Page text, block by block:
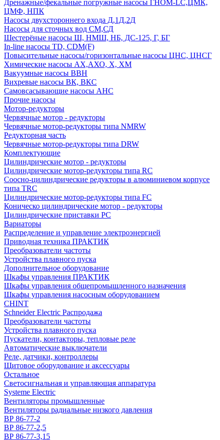
Дренажные/фекальные погружные насосы ГНОМ-LC,ЦМК,
ЦМФ, НПК
Насосы двухстороннего входа Д,1Д,2Д
Насосы для сточных вод СМ,СД
Шестерёные насосы Ш, НМШ, НБ, ДС-125, Г, БГ
In-line насосы TD, CDM(F)
Повысительные насосы/горизонтальные насосы ЦНС, ЦНСГ
Химические насосы АХ,АХО, Х, ХМ
Вакуумные насосы ВВН
Вихревые насосы ВК, ВКС
Самовсасывающие насосы АНС
Прочие насосы
Мотор-редукторы
Червячные мотор - редукторы
Червячные мотор-редукторы типа NMRW
Редукторная часть
Червячные мотор-редукторы типа DRW
Комплектующие
Цилиндрические мотор - редукторы
Цилиндрические мотор-редукторы типа RC
Соосно-цилиндрические редукторы в алюминиевом корпусе
типа TRC
Цилиндрические мотор-редукторы типа FC
Коническо цилиндрические мотор - редукторы
Цилиндрические приставки PC
Вариаторы
Распределение и управление электроэнергией
Приводная техника ПРАКТИК
Преобразователи частоты
Устройства плавного пуска
Дополнительное оборудование
Шкафы управления ПРАКТИК
Шкафы управления общепромышленного назначения
Шкафы управления насосным оборудованием
CHINT
Schneider Electric Распродажа
Преобразователи частоты
Устройства плавного пуска
Пускатели, контакторы, тепловые реле
Автоматические выключатели
Реле, датчики, контроллеры
Щитовое оборудование и аксессуары
Остальное
Светосигнальная и управляющая аппаратура
Systeme Electric
Вентиляторы промышленные
Вентиляторы радиальные низкого давления
ВР 86-77-2
ВР 86-77-2,5
ВР 86-77-3,15